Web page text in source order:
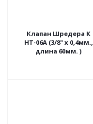
Клапан Шредера К
НТ-06А (3/8" х 0,4мм.,
длина 60мм. )